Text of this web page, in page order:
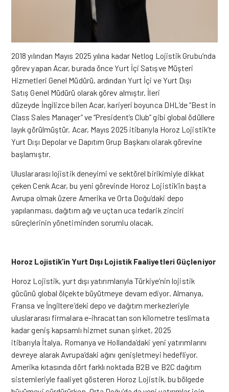
2018 yılından Mayıs 2025 yılına kadar Netlog Lojistik Grubu’nda
görev yapan Acar, burada önce Yurt İçi Satışve Müşteri
Hizmetleri Genel Müdürü, ardından Yurt İçi ve Yurt Dışı
Satış Genel Müdürü olarak görev almıştır. İleri
düzeyde İngilizce bilen Acar, kariyeri boyunca DHL’de “Best in
Class Sales Manager” ve “President’s Club” gibi global ödüllere
layık görülmüştür. Acar, Mayıs 2025 itibarıyla Horoz Lojistik’te
Yurt Dışı Depolar ve Dapıtım Grup Başkanı olarak görevine
başlamıştır.
Uluslararası lojistik deneyimi ve sektörel birikimiyle dikkat
çeken Cenk Acar, bu yeni görevinde Horoz Lojistik’in başta
Avrupa olmak üzere Amerika ve Orta Doğu’daki depo
yapılanması, dağıtım ağı ve uçtan uca tedarik zinciri
süreçlerinin yönetiminden sorumlu olacak.
Horoz Lojistik’in Yurt Dışı Lojistik Faaliyetleri Güçleniyor
Horoz Lojistik, yurt dışı yatırımlarıyla Türkiye’nin lojistik
gücünü global ölçekte büyütmeye devam ediyor. Almanya,
Fransa ve İngiltere’deki depo ve dağıtım merkezleriyle
uluslararası firmalara e-ihracattan son kilometre teslimata
kadar geniş kapsamlı hizmet sunan şirket, 2025
itibarıyla İtalya, Romanya ve Hollanda’daki yeni yatırımlarını
devreye alarak Avrupa’daki ağını genişletmeyi hedefliyor.
Amerika kıtasında dört farklı noktada B2B ve B2C dağıtım
sistemleriyle faaliyet gösteren Horoz Lojistik, bu bölgede